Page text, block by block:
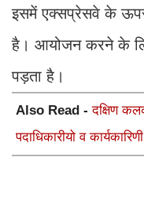
इसमें एक्सप्रेसवे के
है। आयोजन करने के
पड़ता है।
Also Read -दक्षिण
पदाधिकारीयो व